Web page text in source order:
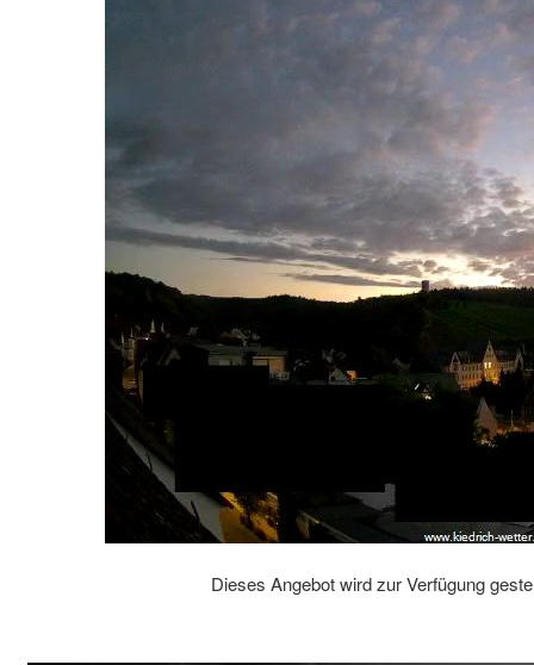
Dieses Angebot wird zur Verfügung